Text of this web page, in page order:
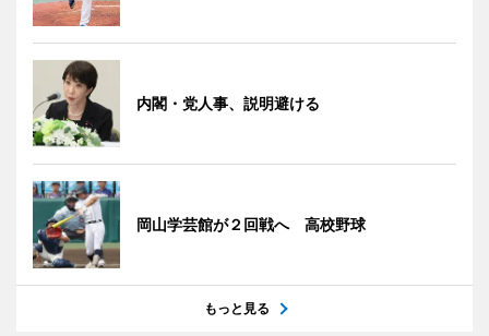
内閣・党人事、説明避ける
岡山学芸館が２回戦へ 高校野球
もっと見る